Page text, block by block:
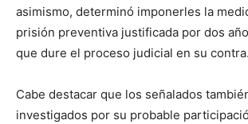
asimismo, determinó imponerles la
prisión preventiva justificada por dos
que dure el proceso judicial en su contra.
Cabe destacar que los señalados
investigados por su probable